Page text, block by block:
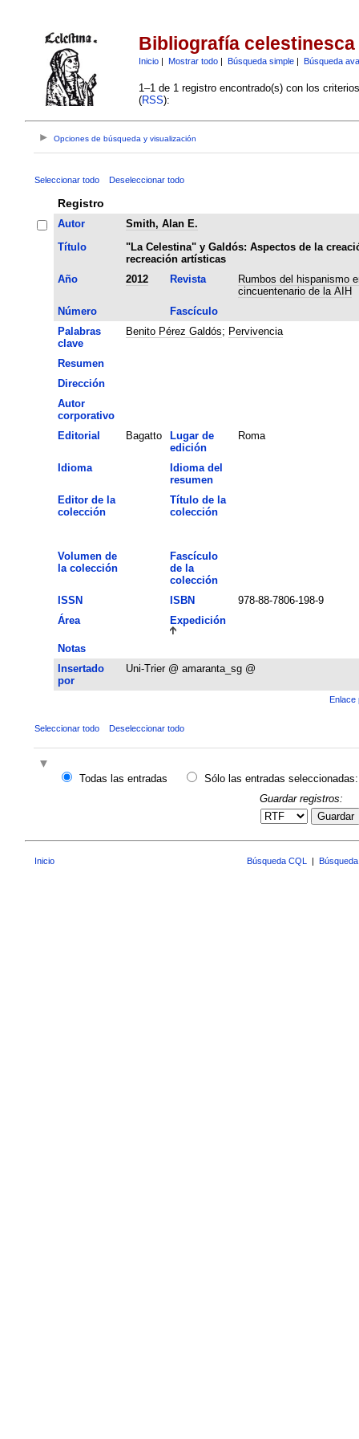
Bibliografía celestinesca
Inicio| Mostrar todo| Búsqueda simple| Búsqueda
1–1 de 1 registro encontrado(s) con los
(RSS):
Opciones de búsqueda y visualización
Seleccionar todo Deseleccionar todo
Registro
Autor
Smith, Alan E.
Título
"La Celestina" y Galdós: Aspectos de la
recreación artísticas
Año
2012 Revista
Rumbos del hispanismo
cincuentenario de la AIH
Número
Fascículo
Palabras
clave
Benito Pérez Galdós; Pervivencia
Resumen
Dirección
Autor
corporativo
Editorial
Bagatto
Lugar de
edición
Roma
Idioma
Idioma del
resumen
Editor de la
colección
Título de la
colección
Volumen de
la colección
Fascículo
de la
colección
ISSN
ISBN
978-88-7806-198-9
Área
Expedición
Notas
Insertado
por
Uni-Trier @ amaranta_sg @
Enlace
Seleccionar todo Deseleccionar todo
Todas las entradas
Sólo las entradas seleccionadas:
Guardar registros:
Guardar
Inicio Búsqueda CQL